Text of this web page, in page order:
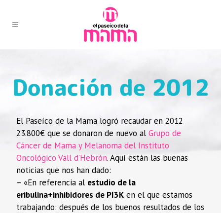
Donación de 2012
El Paseíco de la Mama logró recaudar en 2012
23.800€ que se donaron de nuevo al Grupo de
Cáncer de Mama y Melanoma del Instituto
Oncológico Vall d’Hebrón. Aquí están las buenas
noticias que nos han dado:
– «En referencia al estudio de la
eribulina+inhibidores de PI3Ken el que estamos
trabajando: después de los buenos resultados de los